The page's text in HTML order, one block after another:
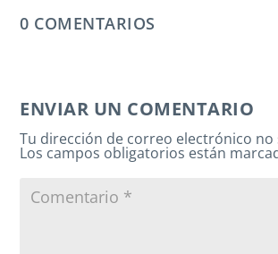
0 COMENTARIOS
ENVIAR UN COMENTARIO
Tu dirección de correo electrónico no
Los campos obligatorios están